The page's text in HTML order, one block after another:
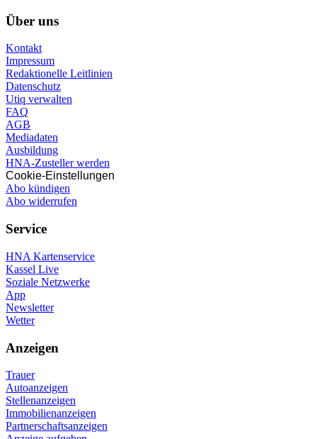
Über uns
Kontakt
Impressum
Redaktionelle Leitlinien
Datenschutz
Utiq verwalten
FAQ
AGB
Mediadaten
Ausbildung
HNA-Zusteller werden
Cookie-Einstellungen
Abo kündigen
Abo widerrufen
Service
HNA Kartenservice
Kassel Live
Soziale Netzwerke
App
Newsletter
Wetter
Anzeigen
Trauer
Autoanzeigen
Stellenanzeigen
Immobilienanzeigen
Partnerschaftsanzeigen